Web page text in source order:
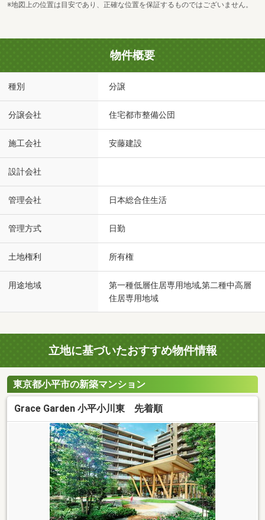
※地図上の位置は目安であり、正確な位置を保証するものではございません。
物件概要
種別 分譲
分譲会社 住宅都市整備公団
施工会社 安藤建設
設計会社
管理会社 日本総合住生活
管理方式 日勤
土地権利 所有権
用途地域
第一種低層住居専用地域,第二種中高層
住居専用地域
立地に基づいたおすすめ物件情報
東京都小平市の新築マンション
Grace Garden 小平小川東 先着順